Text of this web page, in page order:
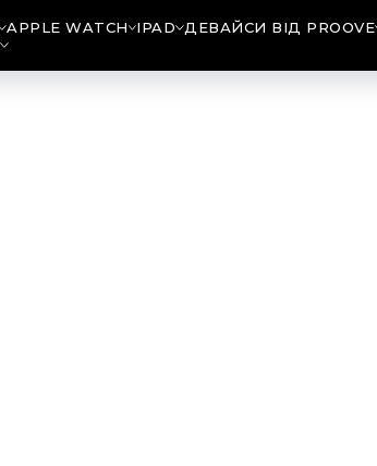
APPLE WATCH IPAD ДЕВАЙСИ ВІД PROOVE